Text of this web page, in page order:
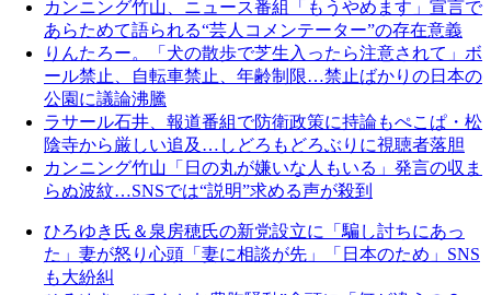
カンニング竹山、ニュース番組「もうやめます」宣言で
あらためて語られる“芸人コメンテーター”の存在意義
りんたろー。「犬の散歩で芝生入ったら注意されて」ボ
ール禁止、自転車禁止、年齢制限…禁止ばかりの日本の
公園に議論沸騰
ラサール石井、報道番組で防衛政策に持論もぺこぱ・松
陰寺から厳しい追及…しどろもどろぶりに視聴者落胆
カンニング竹山「日の丸が嫌いな人もいる」発言の収ま
らぬ波紋…SNSでは“説明”求める声が殺到
ひろゆき氏＆泉房穂氏の新党設立に「騙し討ちにあっ
た」妻が怒り心頭「妻に相談が先」「日本のため」SNS
も大紛糾